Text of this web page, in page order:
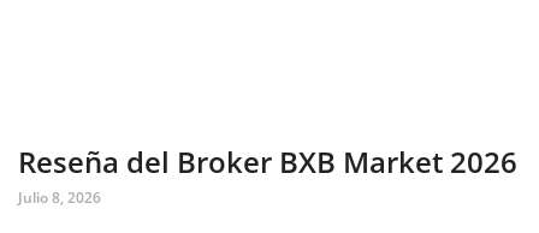
Reseña del Broker BXB Market 2026
Julio 8, 2026